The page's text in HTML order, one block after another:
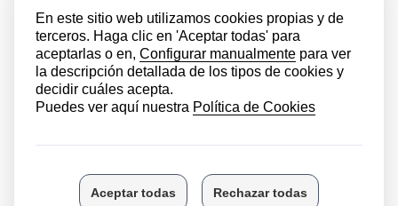
Fabricada con material flexible, duradero y preparado
para soportar altas temperaturas sin deformarse ni
perder elasticidad.
Adaptable a modelos Vitaquick antiguos (hasta
2002): Diseñada para
versiones clásicas, permitiendo una sustitución
Mejora inmediata del rendimiento: Recupera la
optimiza el consumo energético.
Instalación rápida y sencilla: Sustitución directa sin